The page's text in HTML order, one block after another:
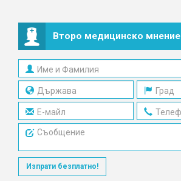
Второ медицинско мнение
Изпрати безплатно!